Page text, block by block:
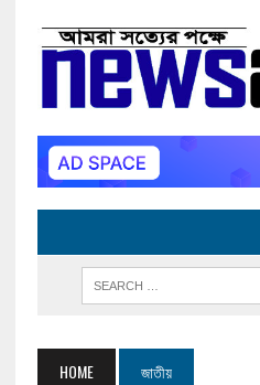
HOME জাতীয়